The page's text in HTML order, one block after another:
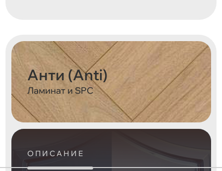
Анти (Anti)
Ламинат и SPC
ОПИСАНИЕ